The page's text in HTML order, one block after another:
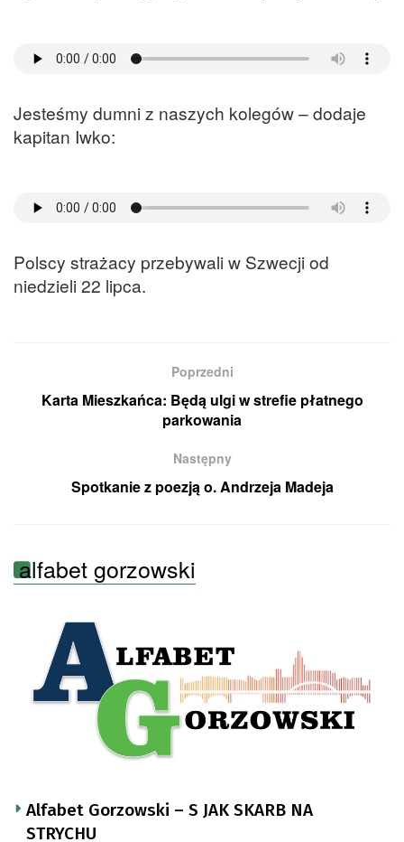
Jesteśmy dumni z naszych kolegów – dodaje
kapitan Iwko:
Polscy strażacy przebywali w Szwecji od
niedzieli 22 lipca.
Poprzedni
Karta Mieszkańca: Będą ulgi w strefie płatnego
parkowania
Następny
Spotkanie z poezją o. Andrzeja Madeja
alfabet gorzowski
Alfabet Gorzowski – S JAK SKARB NA
STRYCHU